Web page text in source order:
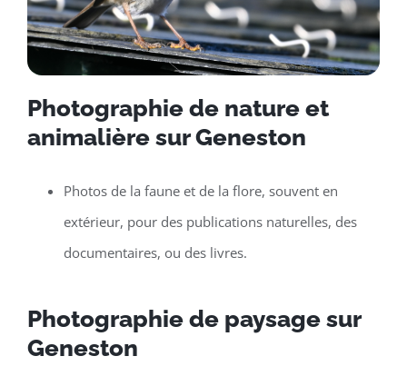
Photographie de nature et
animalière sur Geneston
Photos de la faune et de la flore, souvent en
extérieur, pour des publications naturelles, des
documentaires, ou des livres.
Photographie de paysage sur
Geneston